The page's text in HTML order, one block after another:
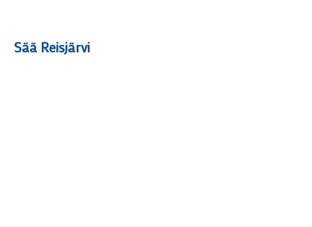
Sää Reisjärvi